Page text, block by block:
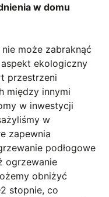
w domu
może zabraknąć
ekologiczny
przestrzeni
między innymi
w inwestycji
w
zapewnia
podłogowe
ogrzewanie
obniżyć
stopnie, co